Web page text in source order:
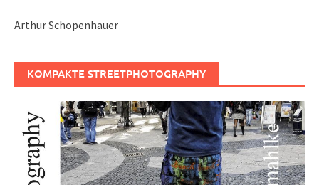
Arthur Schopenhauer
KOMPAKTE STREETPHOTOGRAPHY